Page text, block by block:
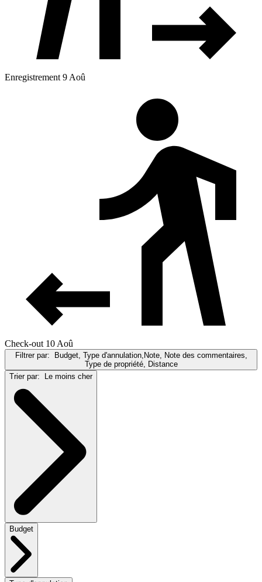
Enregistrement 9 Aoû
Check-out 10 Aoû
Filtrer par: Budget, Type d'annulation,Note, Note des commentaires,
Type de propriété, Distance
Trier par: Le moins cher
Budget